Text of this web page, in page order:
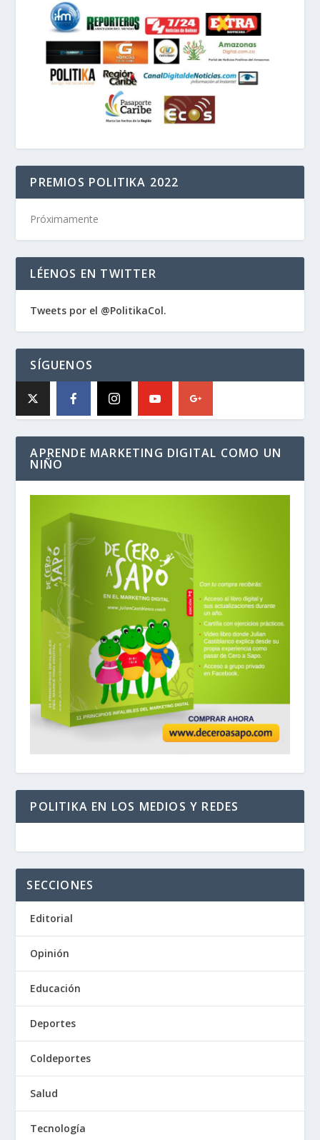
PREMIOS POLITIKA 2022
Próximamente
LÉENOS EN TWITTER
Tweets por el @PolitikaCol.
SÍGUENOS
APRENDE MARKETING DIGITAL COMO UN
NIÑO
POLITIKA EN LOS MEDIOS Y REDES
SECCIONES
Editorial
Opinión
Educación
Deportes
Coldeportes
Salud
Tecnología